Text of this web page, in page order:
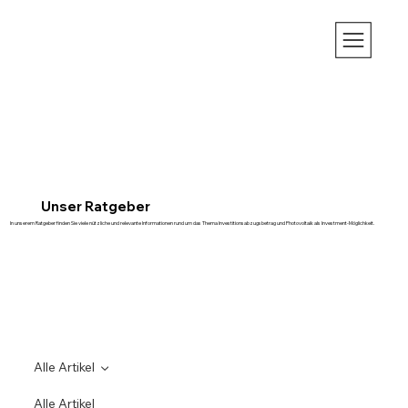
Unser Ratgeber
In unserem Ratgeber finden Sie viele nützliche und relevante Informationen rund um das Thema Investitionsabzugsbetrag und Photovoltaik als Investment-Möglichkeit.
Alle Artikel
Alle Artikel